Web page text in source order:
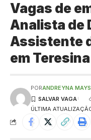
Vagas de
Analista de
Assistente
em Teresina
ÚLTIMA
PORANDREYNA